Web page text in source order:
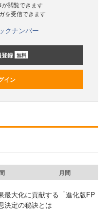
が閲覧できます
を受信できます
クナンバー
録 無料
イン
月間
最大化に貢献する「進化版FP
決定の秘訣とは